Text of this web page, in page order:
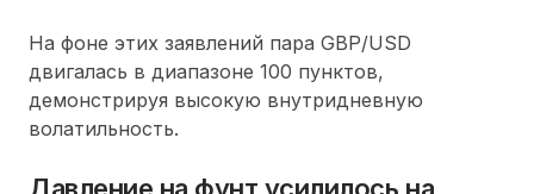
На фоне этих заявлений пара GBP/USD
двигалась в диапазоне 100 пунктов,
демонстрируя высокую внутридневную
волатильность.
Давление на фунт усилилось на